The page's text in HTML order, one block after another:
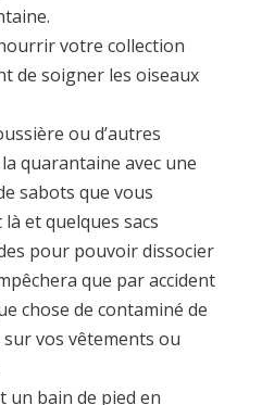
votre collection
de soigner les oiseaux
ou d’autres
quarantaine avec une
sabots que vous
et quelques sacs
pour pouvoir dissocier
que par accident
chose de contaminé de
sur vos vêtements ou
un bain de pied en